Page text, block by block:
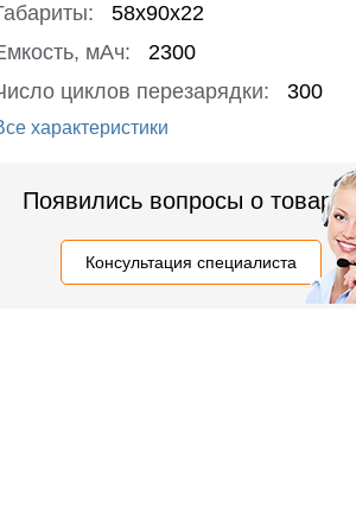
58х90х22
мАч:
2300
циклов перезарядки:
300
характеристики
Появились вопросы о
Консультация специалиста